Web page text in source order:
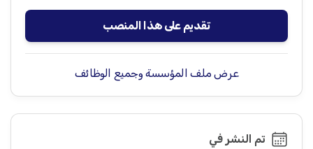
تقديم على هذا المنصب
عرض ملف المؤسسة وجميع الوظائف
تم النشر في